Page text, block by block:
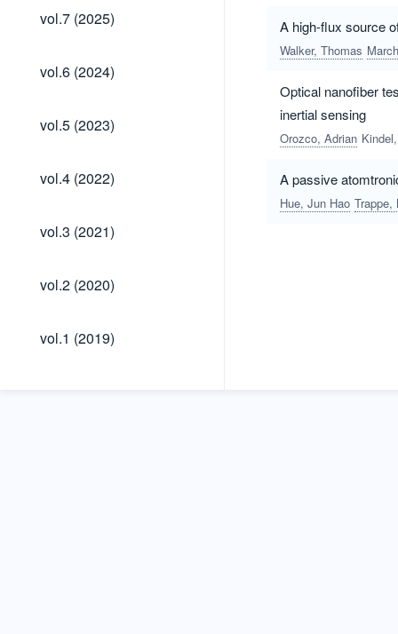
vol.7
(2025)
vol.7 (2025)
vol.6
(2024)
vol.6 (2024)
vol.5
(2023)
vol.5 (2023)
vol.4
(2022)
vol.4 (2022)
vol.3
(2021)
vol.3 (2021)
vol.2
(2020)
vol.2 (2020)
vol.1
(2019)
vol.1 (2019)
A high-flux source
Walker, Thomas
Optical nanofiber
inertial sensing
Orozco, Adrian
A passive
Hue, Jun Hao Trappe,